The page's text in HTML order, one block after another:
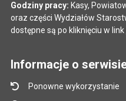
Godziny pracy: Kasy,
oraz części Wydziałów
dostępne są po kliknięciu w link
Informacje o
Ponowne wykorzystanie